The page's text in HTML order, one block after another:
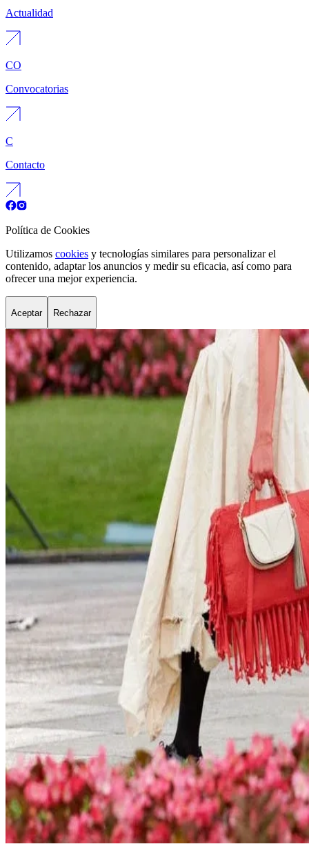
Actualidad
CO
Convocatorias
C
Contacto
Política de Cookies
Utilizamos cookies y tecnologías similares para personalizar el
contenido, adaptar los anuncios y medir su eficacia, así como para
ofrecer una mejor experiencia.
Aceptar Rechazar